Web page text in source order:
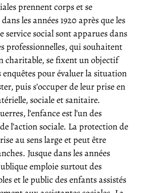
prennent corps et se
les années 1920 après que les
service social sont apparues dans
professionnelles, qui souhaitent
charitable, se fixent un objectif
enquêtes pour évaluer la situation
puis s’occuper de leur prise en
sociale et sanitaire.
l’enfance est l’un des
l’action sociale. La protection de
au sens large et peut être
Jusque dans les années
emploie surtout des
et le public des enfants assistés